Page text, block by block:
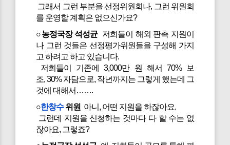
그래서 그런 부분을 선정위원회나, 그런 위원회
를 운영할 계획은 없으신가요?
○농정국장 석성균저희들이 해외 판촉 지원이
나 그런 것들은 선정평가위원들을 구성해 가지
고 하려고 하고 있습니다.
저희들이 기존에 3,000만 원 해서 70% 보
조, 30% 자담으로, 작년까지는 그렇게 했는데 그
것에 대해서…….
○한창수위원 아니, 어떤 지원을 하잖아요.
그런데 지원을 신청하는 것마다 다 할 수는 없
잖아요, 그렇죠?